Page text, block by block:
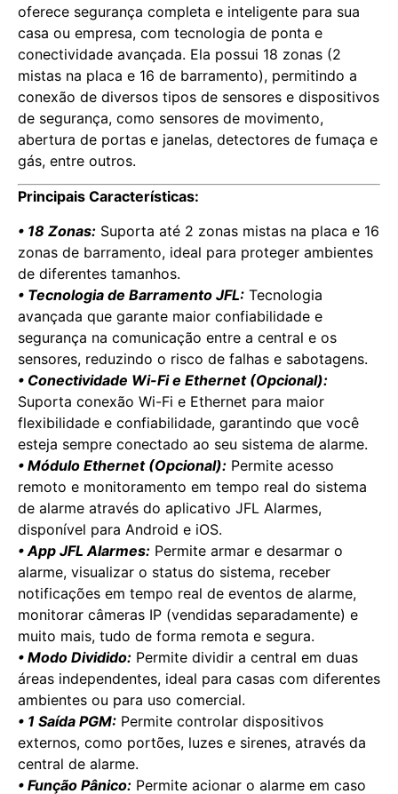
oferece segurança completa e inteligente para sua
casa ou empresa, com tecnologia de ponta e
conectividade avançada. Ela possui 18 zonas (2
mistas na placa e 16 de barramento), permitindo a
conexão de diversos tipos de sensores e dispositivos
de segurança, como sensores de movimento,
abertura de portas e janelas, detectores de fumaça e
gás, entre outros.
Principais Características:
• 18 Zonas: Suporta até 2 zonas mistas na placa e 16
zonas de barramento, ideal para proteger ambientes
de diferentes tamanhos.
• Tecnologia de Barramento JFL: Tecnologia
avançada que garante maior confiabilidade e
segurança na comunicação entre a central e os
sensores, reduzindo o risco de falhas e sabotagens.
• Conectividade Wi-Fi e Ethernet (Opcional):
Suporta conexão Wi-Fi e Ethernet para maior
flexibilidade e confiabilidade, garantindo que você
esteja sempre conectado ao seu sistema de alarme.
• Módulo Ethernet (Opcional): Permite acesso
remoto e monitoramento em tempo real do sistema
de alarme através do aplicativo JFL Alarmes,
disponível para Android e iOS.
• App JFL Alarmes: Permite armar e desarmar o
alarme, visualizar o status do sistema, receber
notificações em tempo real de eventos de alarme,
monitorar câmeras IP (vendidas separadamente) e
muito mais, tudo de forma remota e segura.
• Modo Dividido: Permite dividir a central em duas
áreas independentes, ideal para casas com diferentes
ambientes ou para uso comercial.
• 1 Saída PGM: Permite controlar dispositivos
externos, como portões, luzes e sirenes, através da
central de alarme.
• Função Pânico: Permite acionar o alarme em caso